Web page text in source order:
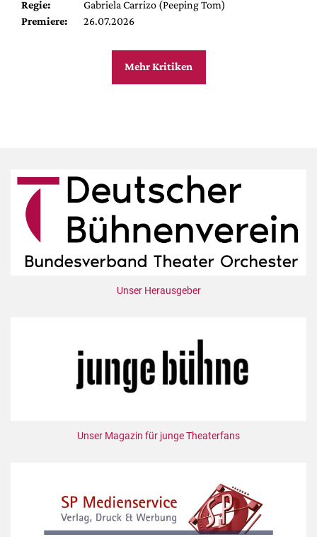
Regie:
Gabriela Carrizo (Peeping Tom)
Premiere:
26.07.2026
Mehr Kritiken
Unser Herausgeber
Unser Magazin für junge Theaterfans